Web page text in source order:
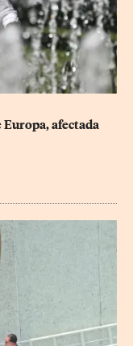
Europa, afectada